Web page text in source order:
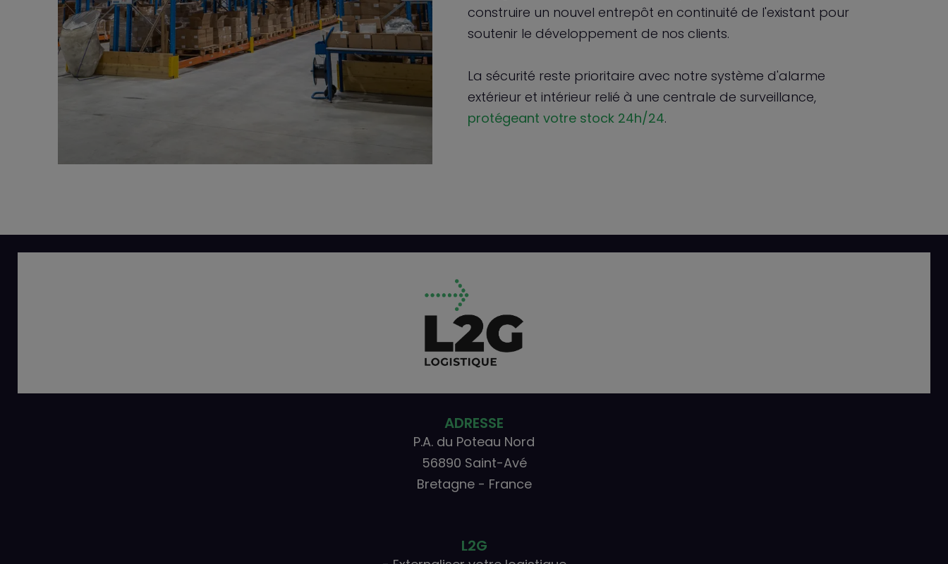
construire un nouvel entrepôt en continuité de l'existant pour
soutenir le développement de nos clients.
La sécurité reste prioritaire avec notre système d'alarme
extérieur et intérieur relié à une centrale de surveillance,
protégeant votre stock 24h/24.
ADRESSE
P.A. du Poteau Nord
56890 Saint-Avé
Bretagne - France
L2G